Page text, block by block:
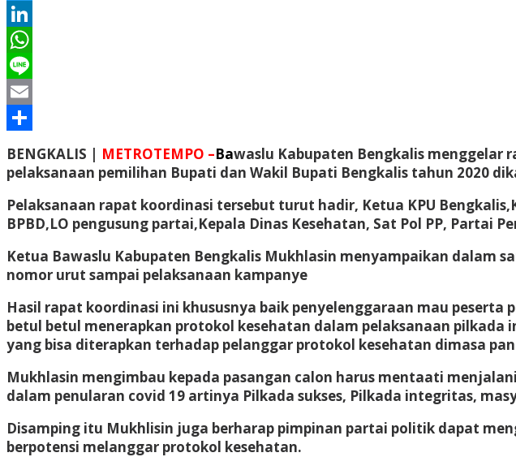
Twitter
LinkedIn
WhatsApp
Line
Email
BENGKALIS | METROTEMPO –Bawaslu Kabupaten Bengkalis menggelar
pelaksanaan pemilihan Bupati dan Wakil Bupati Bengkalis tahun 2020
Pelaksanaan rapat koordinasi tersebut turut hadir, Ketua KPU
BPBD,LO pengusung partai,Kepala Dinas Kesehatan, Sat Pol PP, Partai
Ketua Bawaslu Kabupaten Bengkalis Mukhlasin menyampaikan dalam
nomor urut sampai pelaksanaan kampanye
Hasil rapat koordinasi ini khususnya baik penyelenggaraan mau
betul betul menerapkan protokol kesehatan dalam pelaksanaan
yang bisa diterapkan terhadap pelanggar protokol kesehatan dimasa
Mukhlasin mengimbau kepada pasangan calon harus mentaati
dalam penularan covid 19 artinya Pilkada sukses, Pilkada integritas,
Disamping itu Mukhlisin juga berharap pimpinan partai politik dapat
berpotensi melanggar protokol kesehatan.